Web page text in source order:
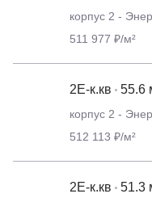
корпус 2 -
511 977 ₽/м²
2Е-к.кв 55.6
корпус 2 -
512 113 ₽/м²
2Е-к.кв 51.3